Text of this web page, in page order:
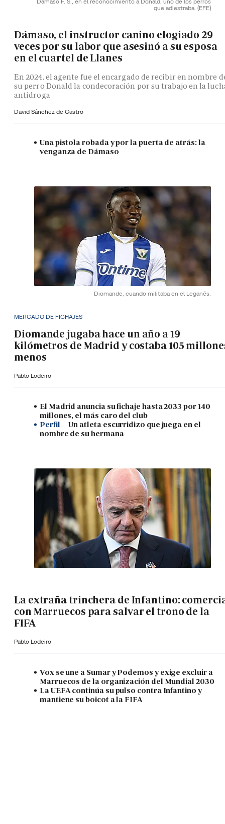
que adiestraba. (EFE)
Dámaso, el instructor canino elogiado 29
veces por su labor que asesinó a su esposa
en el cuartel de Llanes
En 2024, el agente fue el encargado de recibir en nombre
su perro Donald la condecoración por su trabajo en la
antidroga
David Sánchez de Castro
Una pistola robada y por la puerta de atrás: la
venganza de Dámaso
Diomande, cuando militaba en el Leganés.
MERCADO DE FICHAJES
Diomande jugaba hace un año a 19
kilómetros de Madrid y costaba 105
menos
Pablo Lodeiro
El Madrid anuncia su fichaje hasta 2033 por 140
millones, el más caro del club
Perfil
Un atleta escurridizo que juega en el
nombre de su hermana
La extraña trinchera de Infantino:
con Marruecos para salvar el trono de la
FIFA
Pablo Lodeiro
Vox se une a Sumar y Podemos y exige excluir a
Marruecos de la organización del Mundial 2030
La UEFA continúa su pulso contra Infantino y
mantiene su boicot a la FIFA